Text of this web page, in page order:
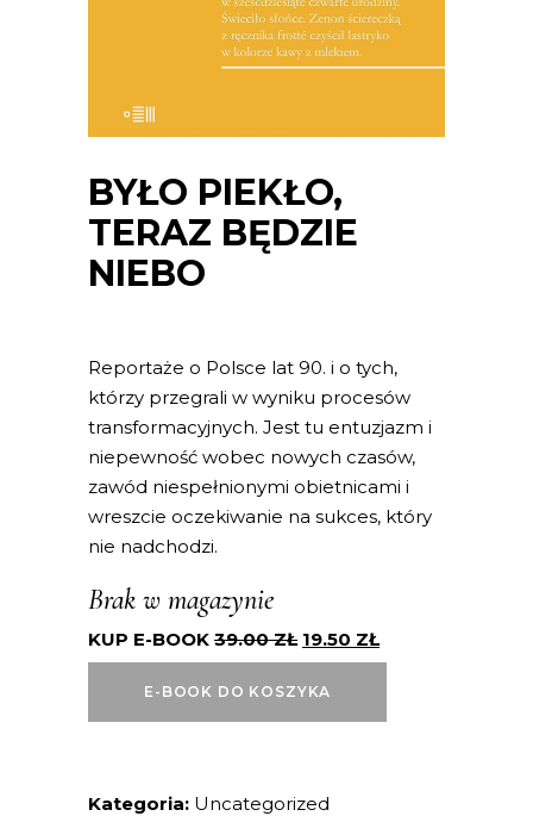
BYŁO PIEKŁO,
TERAZ BĘDZIE
NIEBO
Reportaże o Polsce lat 90. i o tych,
którzy przegrali w wyniku procesów
transformacyjnych. Jest tu entuzjazm i
niepewność wobec nowych czasów,
zawód niespełnionymi obietnicami i
wreszcie oczekiwanie na sukces, który
nie nadchodzi.
Brak w magazynie
KUP E-BOOK 39.00ZŁ 19.50 ZŁ
E-BOOK DO KOSZYKA
Kategoria: Uncategorized